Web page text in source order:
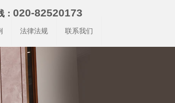
法律法规 联系我们
： 020-82520173